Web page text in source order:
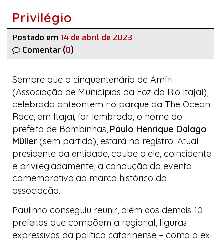
Privilégio
Postado em 14 de abril de 2023
Comentar (0)
Sempre que o cinquentenário da Amfri
(Associação de Municípios da Foz do Rio Itajaí),
celebrado anteontem no parque da The Ocean
Race, em Itajaí, for lembrado, o nome do
prefeito de Bombinhas, Paulo Henrique Dalago
Müller (sem partido), estará no registro. Atual
presidente da entidade, coube a ele, coincidente
e privilegiadamente, a condução do evento
comemorativo ao marco histórico da
associação.
Paulinho conseguiu reunir, além dos demais 10
prefeitos que compõem a regional, figuras
expressivas da política catarinense – como o ex-